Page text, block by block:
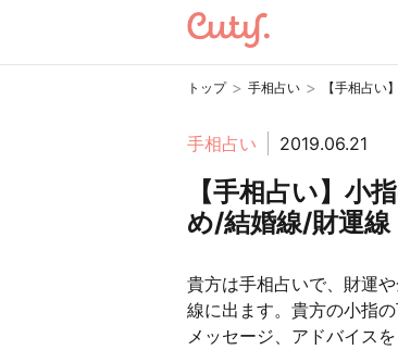
トップ > 手相占い > 【手相占い
手相占い 2019.06.21
【手相占い】小
め/結婚線/財運線
貴方は手相占いで、財運
線に出ます。貴方の小指
メッセージ、アドバイス